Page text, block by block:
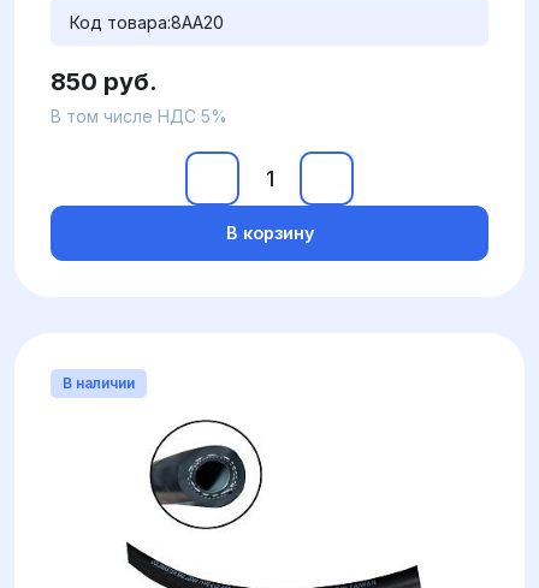
Код товара:8AA20
850 руб.
В том числе НДС 5%
В корзину
В наличии